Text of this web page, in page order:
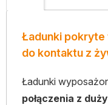
Ładunki
do kontaktu z
Ładunki
połączenia z